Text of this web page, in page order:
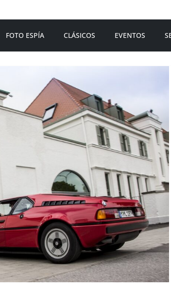
FOTO ESPÍA CLÁSICOS EVENTOS
Pruebas